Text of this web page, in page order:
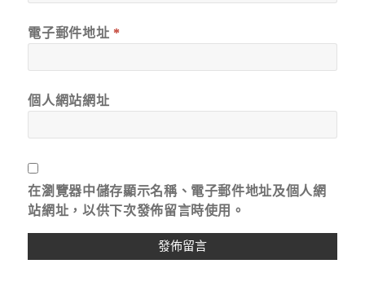
電子郵件地址 *
個人網站網址
在瀏覽器中儲存顯示名稱、電子郵件地址及個人網
站網址，以供下次發佈留言時使用。